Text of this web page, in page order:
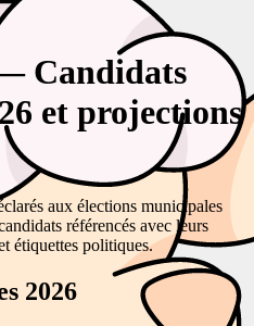
Candidats
et projections
aux élections municipales
référencés avec leurs
étiquettes politiques.
2026